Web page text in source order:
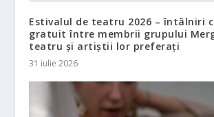
Estivalul de teatru 2026 – întâlniri
gratuit între membrii grupului
teatru și artiștii lor preferați
31 iulie 2026